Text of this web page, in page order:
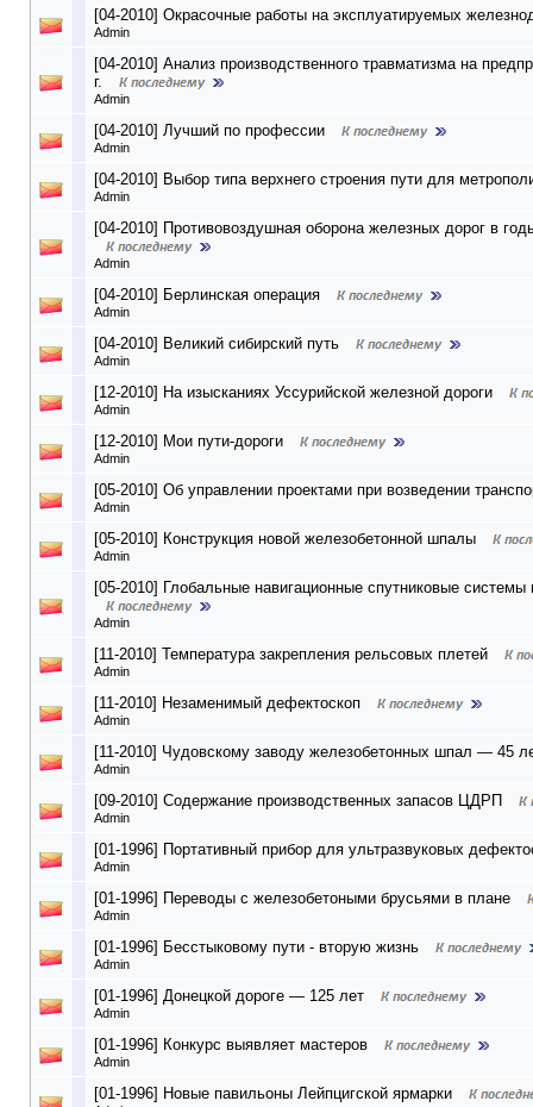
[04-2010] Окрасочные работы на эксплуатируемых
Admin
[04-2010] Анализ производственного травматизма на
г.
Admin
[04-2010] Лучший по профессии
Admin
[04-2010] Выбор типа верхнего строения пути для
Admin
[04-2010] Противовоздушная оборона железных дорог в
Admin
[04-2010] Берлинская операция
Admin
[04-2010] Великий сибирский путь
Admin
[12-2010] На изысканиях Уссурийской железной дороги
Admin
[12-2010] Мои пути-дороги
Admin
[05-2010] Об управлении проектами при возведении
Admin
[05-2010] Конструкция новой железобетонной шпалы
Admin
[05-2010] Глобальные навигационные спутниковые системы
Admin
[11-2010] Температура закрепления рельсовых плетей
Admin
[11-2010] Незаменимый дефектоскоп
Admin
[11-2010] Чудовскому заводу железобетонных шпал — 45
Admin
[09-2010] Содержание производственных запасов ЦДРП
Admin
[01-1996] Портативный прибор для ультразвуковых
Admin
[01-1996] Переводы с железобетоными брусьями в плане
Admin
[01-1996] Бесстыковому пути - вторую жизнь
Admin
[01-1996] Донецкой дороге — 125 лет
Admin
[01-1996] Конкурс выявляет мастеров
Admin
[01-1996] Новые павильоны Лейпцигской ярмарки